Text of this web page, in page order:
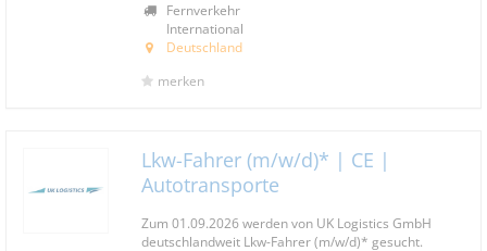
Fernverkehr
International
Deutschland
merken
Lkw-Fahrer (m/w/d)* | CE |
Autotransporte
Zum 01.09.2026 werden von UK Logistics GmbH
deutschlandweit Lkw-Fahrer (m/w/d)* gesucht.